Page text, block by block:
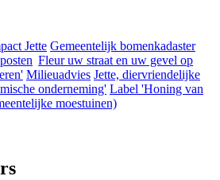
Jette Gemeentelijk bomenkadaster
Fleur uw straat en uw gevel op
Milieuadvies Jette, diervriendelijke
onderneming' Label 'Honing van
moestuinen)